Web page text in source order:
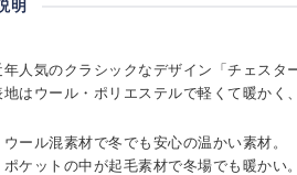
明
年人気のクラシックなデザイン「チェスタ
地はウール・ポリエステルで軽くて暖かく
ウール混素材で冬でも安心の温かい素材。
ポケットの中が起毛素材で冬場でも暖かい。